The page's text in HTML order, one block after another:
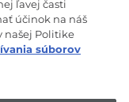
– Oprávnenie IT
spoločnosť
ľavej časti
účinok na náš
našej Politike
súborov